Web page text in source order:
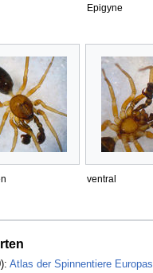
Epigyne
ventral
Atlas der Spinnentiere Europas